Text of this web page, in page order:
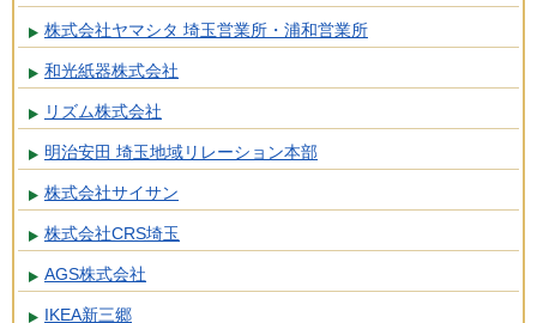
株式会社ヤマシタ 埼玉営業所・浦和営業所
和光紙器株式会社
リズム株式会社
明治安田 埼玉地域リレーション本部
株式会社サイサン
株式会社CRS埼玉
AGS株式会社
IKEA新三郷